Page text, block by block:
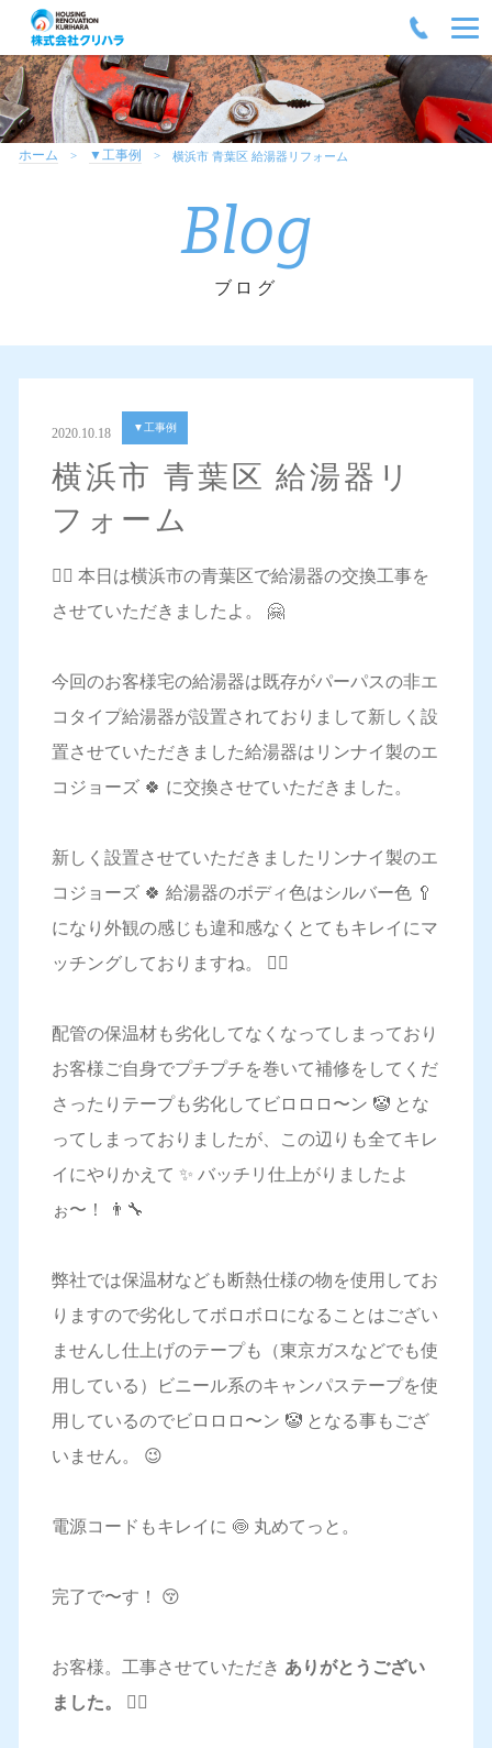
ホーム ▼工事例 横浜市 青葉区 給湯器リフォーム
Blog
ブログ
2020.10.18 ▼工事例
横浜市 青葉区 給湯器リ
フォーム
💁‍♀️ 本日は横浜市の青葉区で給湯器の交換工事を
させていただきましたよ。 🤗
今回のお客様宅の給湯器は既存がパーパスの非エ
コタイプ給湯器が設置されておりまして新しく設
置させていただきました給湯器はリンナイ製のエ
コジョーズ 🍀 に交換させていただきました。
新しく設置させていただきましたリンナイ製のエ
コジョーズ 🍀 給湯器のボディ色はシルバー色 🥄
になり外観の感じも違和感なくとてもキレイにマ
ッチングしておりますね。 🙆‍♀️
配管の保温材も劣化してなくなってしまっており
お客様ご自身でプチプチを巻いて補修をしてくだ
さったりテープも劣化してビロロロ〜ン 🤡 とな
ってしまっておりましたが、この辺りも全てキレ
イにやりかえて ✨ バッチリ仕上がりましたよ
ぉ〜！ 👨‍🔧
弊社では保温材なども断熱仕様の物を使用してお
りますので劣化してボロボロになることはござい
ませんし仕上げのテープも（東京ガスなどでも使
用している）ビニール系のキャンパステープを使
用しているのでビロロロ〜ン 🤡 となる事もござ
いません。 😉
電源コードもキレイに 🍥 丸めてっと。
完了で〜す！ 😚
お客様。工事させていただき ありがとうござい
ました。 🙇‍♂️